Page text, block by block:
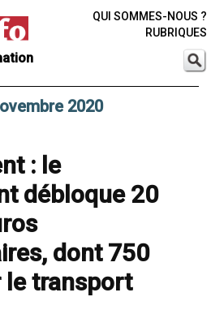
QUI SOMMES-NOUS ?
RUBRIQUES
2020
: le
débloque 20
dont 750
transport